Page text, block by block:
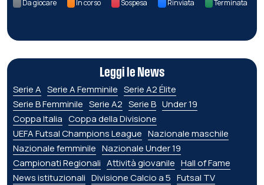
Da giocare In corso Sospesa Rinviata Terminata
Leggi le News
Serie A Serie A Femminile Serie A2 Élite
Serie B Femminile Serie A2 Serie B Under 19
Coppa Italia Coppa della Divisione
UEFA Futsal Champions League Nazionale maschile
Nazionale femminile Nazionale Under 19
Campionati Regionali Attività giovanile Hall of Fame
News istituzionali Divisione Calcio a 5 Futsal TV